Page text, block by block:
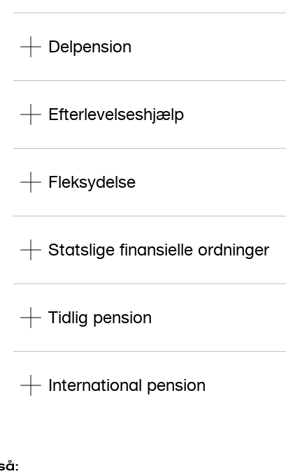
Delpension
Efterlevelseshjælp
Fleksydelse
Statslige finansielle ordninger
Tidlig pension
International pension